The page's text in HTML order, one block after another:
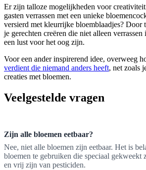
Er zijn talloze mogelijkheden voor
gasten verrassen met een unieke
versierd met kleurrijke bloemblaadjes? Door
je gerechten creëren die niet alleen
een lust voor het oog zijn.
Voor een ander inspirerend idee, overweeg
verdient die niemand anders heeft, net zoals
creaties met bloemen.
Veelgestelde vragen
Zijn alle bloemen eetbaar?
Nee, niet alle bloemen zijn eetbaar. Het is
bloemen te gebruiken die speciaal gekweekt
en vrij zijn van pesticiden.